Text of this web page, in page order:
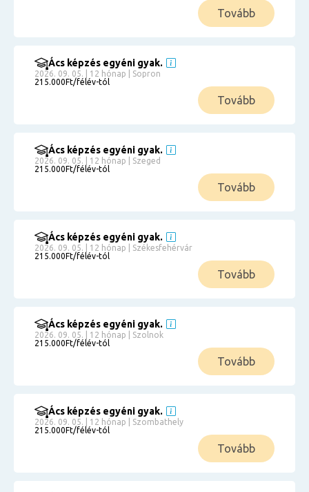
Tovább
Ács képzés egyéni gyak.
2026. 09. 05. | 12 hónap | Sopron
215.000Ft/félév-tól
Tovább
Ács képzés egyéni gyak.
2026. 09. 05. | 12 hónap | Szeged
215.000Ft/félév-tól
Tovább
Ács képzés egyéni gyak.
2026. 09. 05. | 12 hónap | Székesfehérvár
215.000Ft/félév-tól
Tovább
Ács képzés egyéni gyak.
2026. 09. 05. | 12 hónap | Szolnok
215.000Ft/félév-tól
Tovább
Ács képzés egyéni gyak.
2026. 09. 05. | 12 hónap | Szombathely
215.000Ft/félév-tól
Tovább